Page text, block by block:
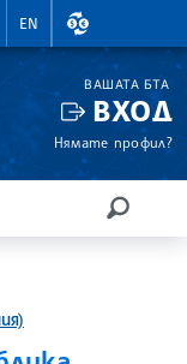
EN
ВАЛУТНИ
ВАШАТА БТА
ВХОД
Нямате профил?